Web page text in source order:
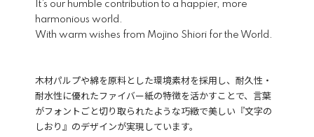
It’s our humble contribution to a happier, more
harmonious world.
With warm wishes from Mojino Shiori for the World.
木材パルプや綿を原料とした環境素材を採用し、耐久性・
耐水性に優れたファイバー紙の特徴を活かすことで、言葉
がフォントごと切り取られたような巧緻で美しい『文字の
しおり』のデザインが実現しています。